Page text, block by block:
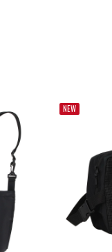
NEW